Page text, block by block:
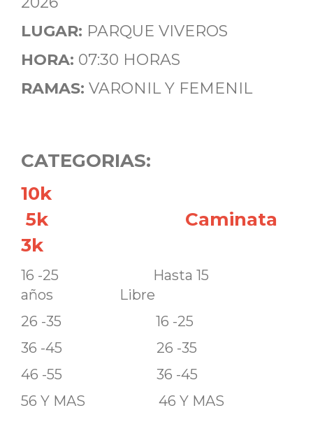
LUGAR: PARQUE VIVEROS
HORA: 07:30 HORAS
RAMAS: VARONIL Y FEMENIL
CATEGORIAS:
10k
5k Caminata
3k
16 -25 Hasta 15
años Libre
26 -35 16 -25
36 -45 26 -35
46 -55 36 -45
56 Y MAS 46 Y MAS